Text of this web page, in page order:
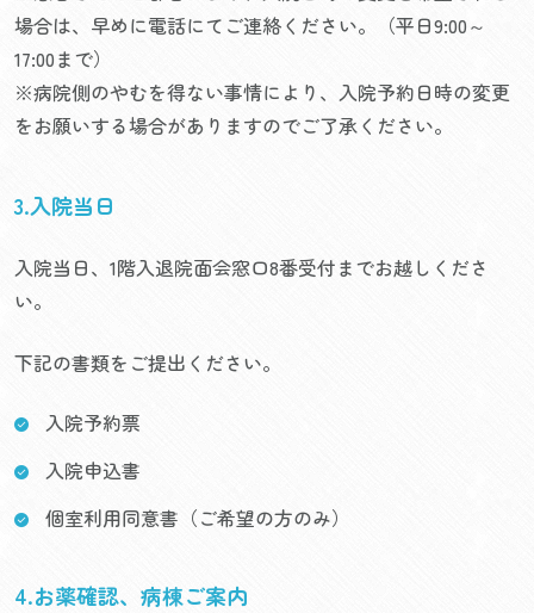
場合は、早めに電話にてご連絡ください。（平日9:00～
17:00まで）
※病院側のやむを得ない事情により、入院予約日時の変更
をお願いする場合がありますのでご了承ください。
3.入院当日
入院当日、1階入退院面会窓口8番受付までお越しくださ
い。
下記の書類をご提出ください。
入院予約票
入院申込書
個室利用同意書（ご希望の方のみ）
4.お薬確認、病棟ご案内